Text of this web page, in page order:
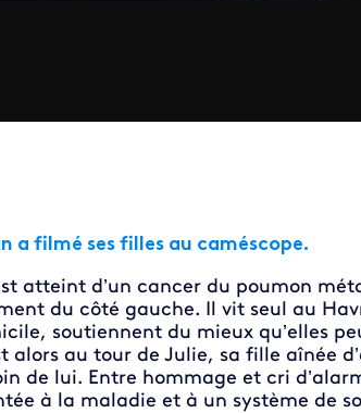
a filmé ses filles au caméscope.
atteint d’un cancer du poumon
du côté gauche. Il vit seul au
soutiennent du mieux qu’elles
alors au tour de Julie, sa fille aînée
de lui. Entre hommage et cri
à la maladie et à un système de